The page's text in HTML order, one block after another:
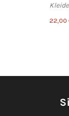
22,00